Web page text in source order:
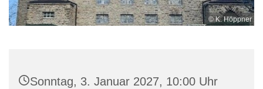
© K. Höppner
Sonntag, 3. Januar 2027, 10:00 Uhr